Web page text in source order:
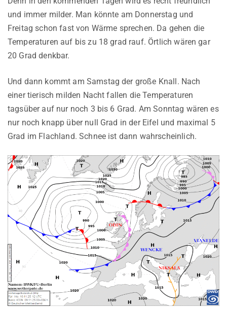
und immer milder. Man könnte am Donnerstag und
Freitag schon fast von Wärme sprechen. Da gehen die
Temperaturen auf bis zu 18 grad rauf. Örtlich wären gar
20 Grad denkbar.
Und dann kommt am Samstag der große Knall. Nach
einer tierisch milden Nacht fallen die Temperaturen
tagsüber auf nur noch 3 bis 6 Grad. Am Sonntag wären es
nur noch knapp über null Grad in der Eifel und maximal 5
Grad im Flachland. Schnee ist dann wahrscheinlich.